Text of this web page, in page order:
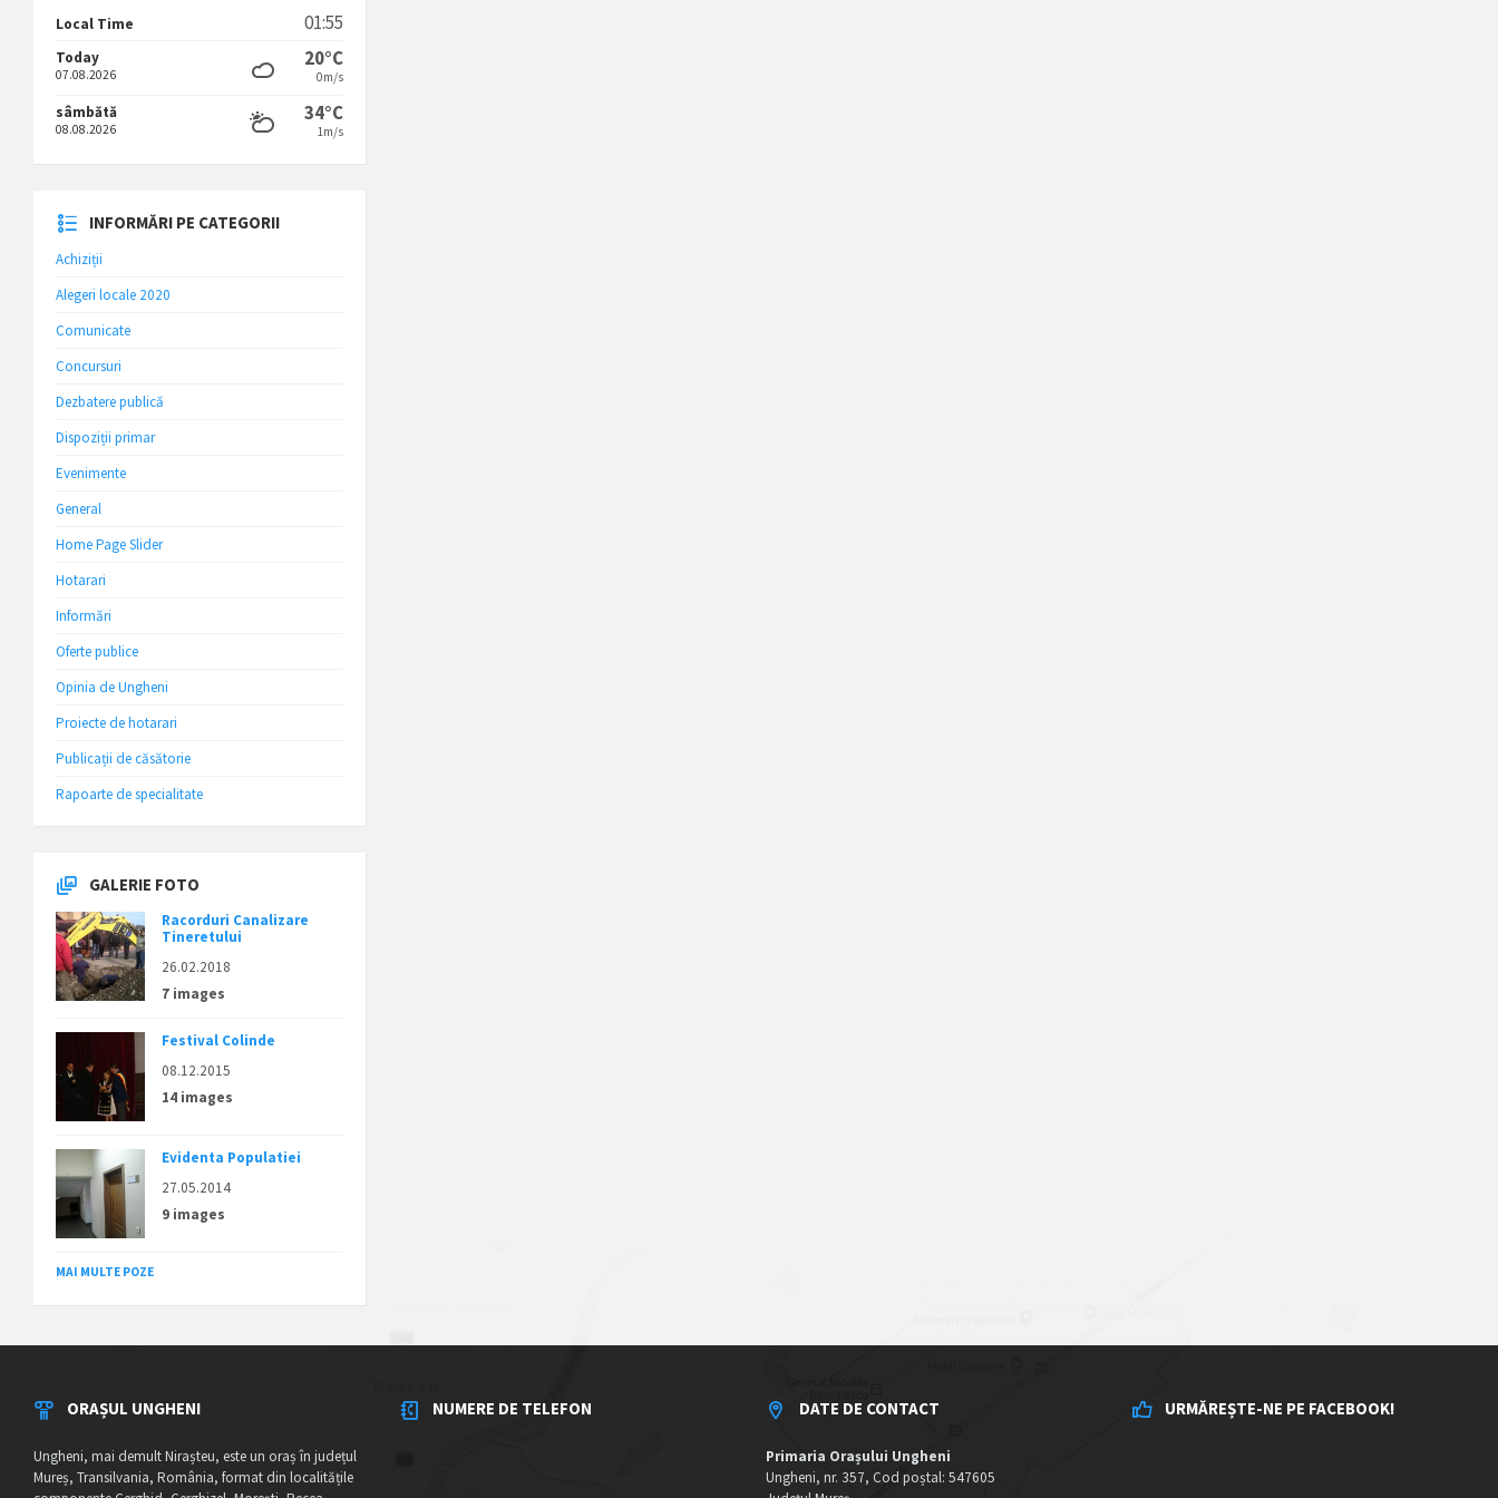
Local Time 01:55
Today
07.08.2026
20°C
0m/s
sâmbătă
08.08.2026
34°C
1m/s
INFORMĂRI PE CATEGORII
Achiziții
Alegeri locale 2020
Comunicate
Concursuri
Dezbatere publică
Dispoziții primar
Evenimente
General
Home Page Slider
Hotarari
Informări
Oferte publice
Opinia de Ungheni
Proiecte de hotarari
Publicații de căsătorie
Rapoarte de specialitate
GALERIE FOTO
Racorduri Canalizare
Tineretului
26.02.2018
7 images
Festival Colinde
08.12.2015
14 images
Evidenta Populatiei
27.05.2014
9 images
MAI MULTE POZE
ORAȘUL UNGHENI
Ungheni, mai demult Nirașteu, este un oraș în județul
Mureș, Transilvania, România, format din localitățile
NUMERE DE TELEFON DATE DE CONTACT
Primaria Orașului Ungheni
Ungheni, nr. 357, Cod poștal: 547605
URMĂREȘTE-NE PE FACEBOOK!